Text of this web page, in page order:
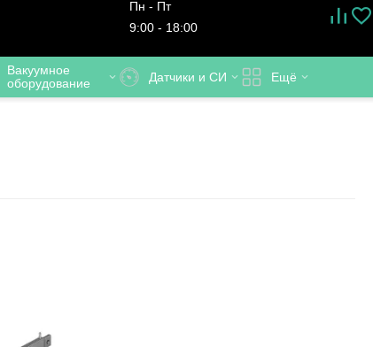
Пн - Пт
9:00 - 18:00
Вакуумное
оборудование
Датчики и СИ Ещё